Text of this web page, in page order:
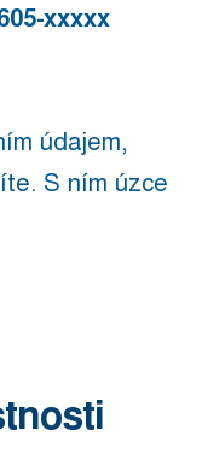
xxxxx
údajem,
S ním úzce